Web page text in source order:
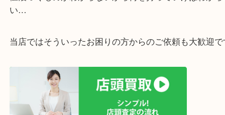
終活・遺品整理・生前整理・断捨離・引っ越し
物を整理するケースは年々増加傾向です。